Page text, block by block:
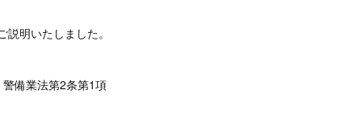
説明いたしました。
備業法第2条第1項